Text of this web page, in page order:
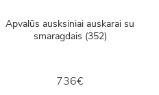
Apvalūs ausksiniai auskarai su
smaragdais (352)
736€